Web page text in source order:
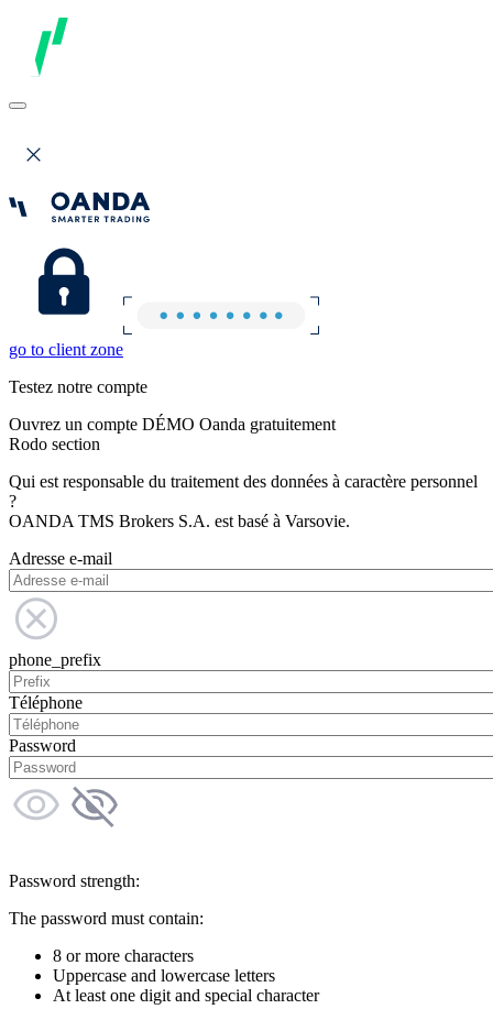
go to client zone
Testez notre compte
Ouvrez un compte DÉMO Oanda gratuitement
Rodo section
Qui est responsable du traitement des données à caractère personnel
?
OANDA TMS Brokers S.A. est basé à Varsovie.
Adresse e-mail
phone_prefix
Téléphone
Password
Password strength:
The password must contain:
8 or more characters
Uppercase and lowercase letters
At least one digit and special character